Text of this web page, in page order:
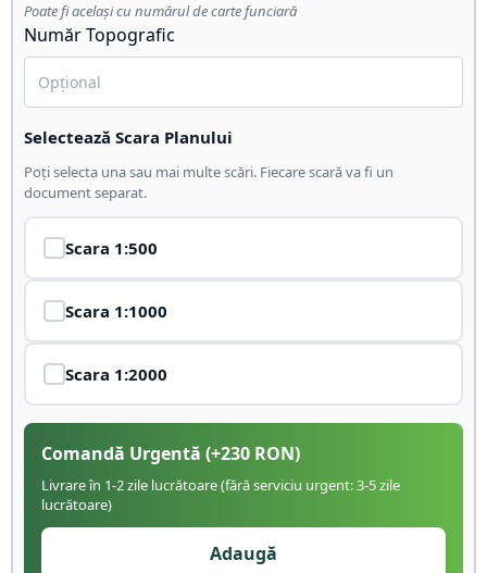
Poate fi același cu numărul de carte funciară
Număr Topografic
Selectează Scara Planului
Poți selecta una sau mai multe scări. Fiecare scară va fi un
document separat.
Scara 1:500
Scara 1:1000
Scara 1:2000
Comandă Urgentă (+230 RON)
Livrare în 1-2 zile lucrătoare (fără serviciu urgent: 3-5 zile
lucrătoare)
Adaugă